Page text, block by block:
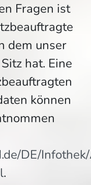
Fragen ist
dem unser
hat. Eine
können
DE/
.